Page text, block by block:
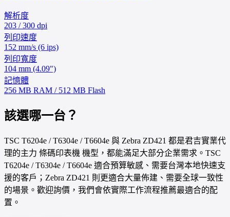
解析度
203 / 300 dpi
列印速度
152 mm/s (6 ips)
列印寬度
104 mm (4.09")
記憶體
256 MB RAM / 512 MB Flash
該選哪一台？
TSC T6204e / T6304e / T6604e 與 Zebra ZD421 都是君吉實業代
理的主力 條碼印表機 機型，都能滿足大部分企業需求。TSC
T6204e / T6304e / T6604e 適合預算敏感、需要台灣本地快速支
援的客戶；Zebra ZD421 則更適合大量佈建、需要全球一致性
的場景。歡迎詢價，我們會依實際工作流程推薦最適合的配
置。